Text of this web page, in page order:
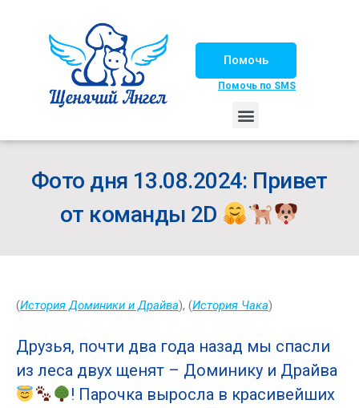
Помочь
Помочь по SMS
Фото дня 13.08.2024: Привет
от команды 2D
(История Доминики и Драйва), (История Чака)
Друзья, почти два года назад мы спасли
из леса двух щенят – Доминику и Драйва
! Парочка выросла в красивейших